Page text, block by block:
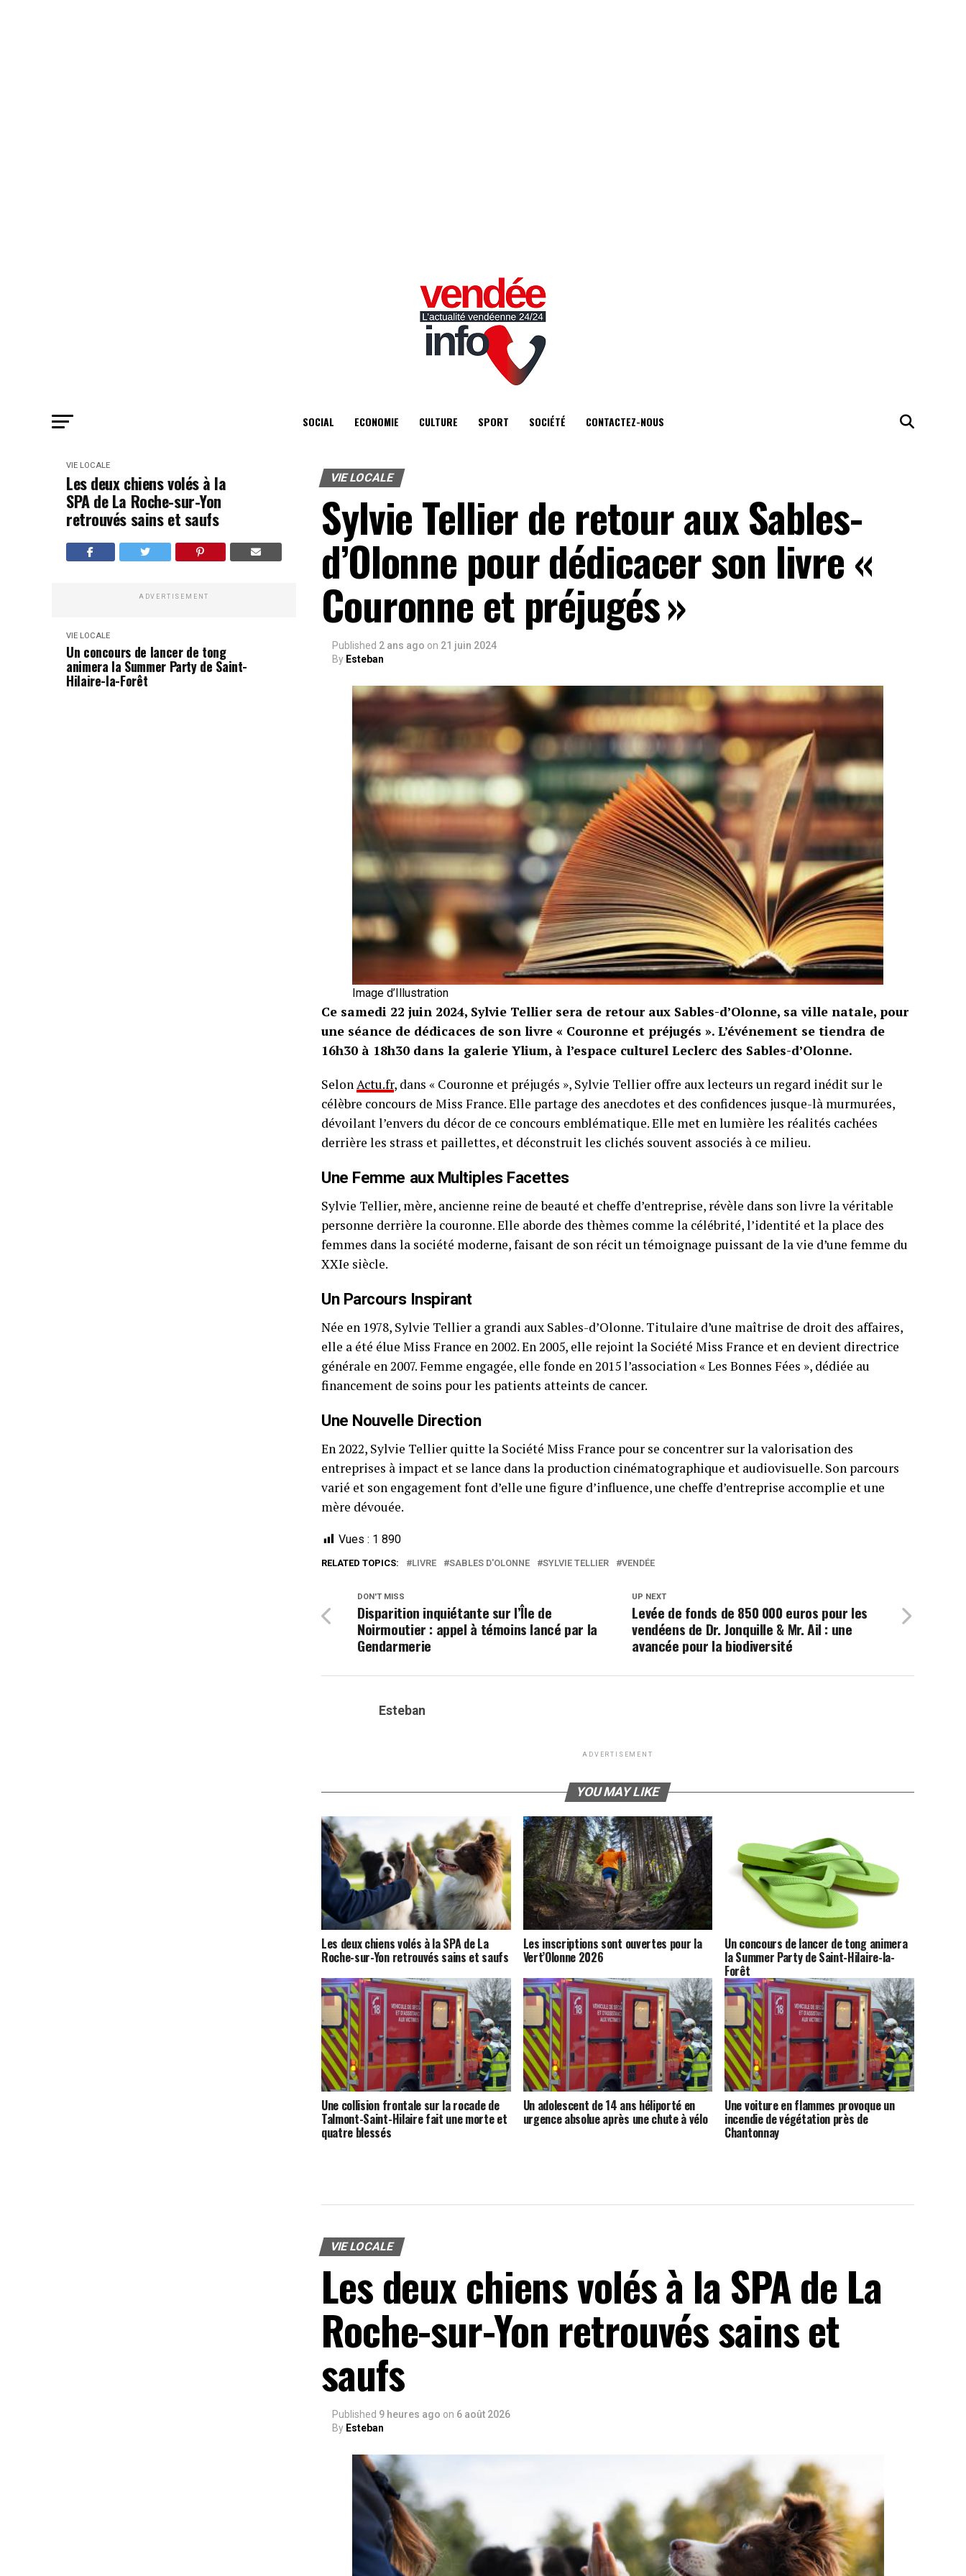
SOCIAL ECONOMIE CULTURE SPORT SOCIÉTÉ CONTACTEZ-NOUS
VIE LOCALE
Les deux chiens volés à la
SPA de La Roche-sur-Yon
retrouvés sains et saufs
ADVERTISEMENT
VIE LOCALE
Un concours de lancer de tong
animera la Summer Party de Saint-
Hilaire-la-Forêt
VIE LOCALE
Sylvie Tellier de retour aux Sables-
d’Olonne pour dédicacer son livre «
Couronne et préjugés »
Published 2 ans ago on 21 juin 2024
By Esteban
Image d’Illustration
Ce samedi 22 juin 2024, Sylvie Tellier sera de retour aux Sables-d’Olonne, sa ville natale, pour
une séance de dédicaces de son livre « Couronne et préjugés ». L’événement se tiendra de
16h30 à 18h30 dans la galerie Ylium, à l’espace culturel Leclerc des Sables-d’Olonne.
SelonActu.fr, dans « Couronne et préjugés », Sylvie Tellier offre aux lecteurs un regard inédit sur le
célèbre concours de Miss France. Elle partage des anecdotes et des confidences jusque-là murmurées,
dévoilant l’envers du décor de ce concours emblématique. Elle met en lumière les réalités cachées
derrière les strass et paillettes, et déconstruit les clichés souvent associés à ce milieu.
Une Femme aux Multiples Facettes
Sylvie Tellier, mère, ancienne reine de beauté et cheffe d’entreprise, révèle dans son livre la véritable
personne derrière la couronne. Elle aborde des thèmes comme la célébrité, l’identité et la place des
femmes dans la société moderne, faisant de son récit un témoignage puissant de la vie d’une femme du
XXIe siècle.
Un Parcours Inspirant
Née en 1978, Sylvie Tellier a grandi aux Sables-d’Olonne. Titulaire d’une maîtrise de droit des affaires,
elle a été élue Miss France en 2002. En 2005, elle rejoint la Société Miss France et en devient directrice
générale en 2007. Femme engagée, elle fonde en 2015 l’association « Les Bonnes Fées », dédiée au
financement de soins pour les patients atteints de cancer.
Une Nouvelle Direction
En 2022, Sylvie Tellier quitte la Société Miss France pour se concentrer sur la valorisation des
entreprises à impact et se lance dans la production cinématographique et audiovisuelle. Son parcours
varié et son engagement font d’elle une figure d’influence, une cheffe d’entreprise accomplie et une
mère dévouée.
Vues : 1 890
RELATED TOPICS: LIVRE SABLES D'OLONNE SYLVIE TELLIER VENDÉE
UP NEXT
Levée de fonds de 850 000 euros pour les
vendéens de Dr. Jonquille & Mr. Ail : une
avancée pour la biodiversité
DON'T MISS
Disparition inquiétante sur l’Île de
Noirmoutier : appel à témoins lancé par la
Gendarmerie
Esteban
ADVERTISEMENT
YOU MAY LIKE
Les deux chiens volés à la SPA de La
Roche-sur-Yon retrouvés sains et saufs
Les inscriptions sont ouvertes pour la
Vert’Olonne 2026
Un concours de lancer de tong animera
la Summer Party de Saint-Hilaire-la-
Forêt
Une collision frontale sur la rocade de
Talmont-Saint-Hilaire fait une morte et
quatre blessés
Un adolescent de 14 ans héliporté en
urgence absolue après une chute à vélo
Une voiture en flammes provoque un
incendie de végétation près de
Chantonnay
VIE LOCALE
Les deux chiens volés à la SPA de La
Roche-sur-Yon retrouvés sains et
saufs
Published 9 heures ago on 6 août 2026
By Esteban